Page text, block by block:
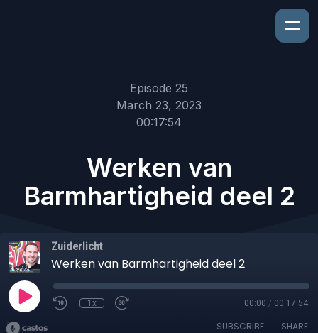
Episode 25
March 23, 2023
00:17:54
Werken van
Barmhartigheid deel 2
Zuiderlicht
Werken van Barmhartigheid deel 2
1x 00:00 / 00:17:54
SUBSCRIBE SHARE